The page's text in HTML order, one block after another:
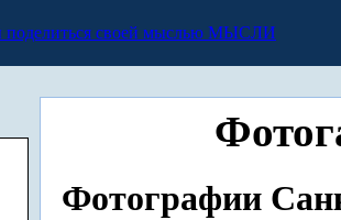
МЫСЛИ
Фотографии